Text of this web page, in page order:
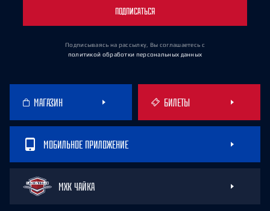
ПОДПИСАТЬСЯ
Подписываясь на рассылку, Вы соглашаетесь с
политикой обработки персональных данных
МАГАЗИН БИЛЕТЫ
МОБИЛЬНОЕ ПРИЛОЖЕНИЕ
МХК ЧАЙКА